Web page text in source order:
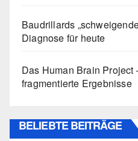
Baudrillards
Diagnose für heute
Das Human Brain
fragmentierte Ergebnisse
BELIEBTE BEITRÄGE